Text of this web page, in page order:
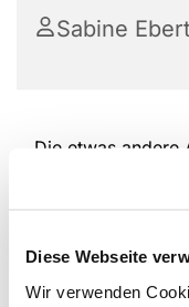
Diese Webseite
Wir verwenden
Sabine Ebert
Die etwas andere
es uns Freude
fördern.